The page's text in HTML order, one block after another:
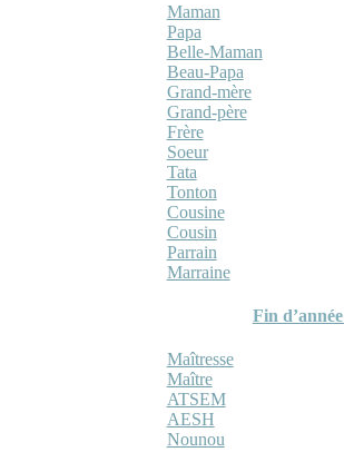
Maman
Papa
Belle-Maman
Beau-Papa
Grand-mère
Grand-père
Frère
Soeur
Tata
Tonton
Cousine
Cousin
Parrain
Marraine
Fin
Maîtresse
Maître
ATSEM
AESH
Nounou